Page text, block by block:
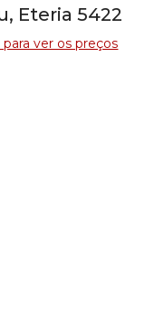
Eteria 5422
ver os preços